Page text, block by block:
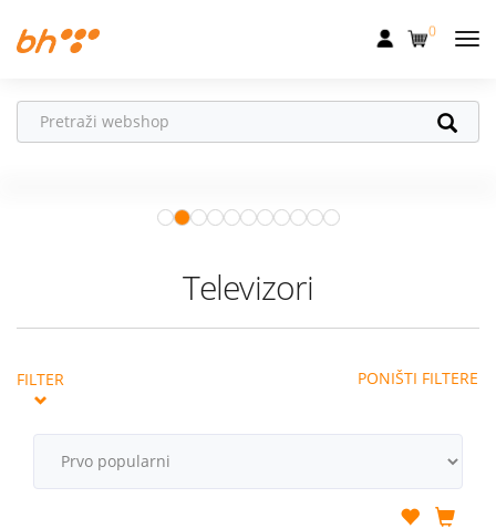
Fiksna
Akcije
Podrška
0
Ne propusti
od 04.08.–31.08. očekuju te
super pokloni!
Televizori
FILTER PONIŠTI FILTERE